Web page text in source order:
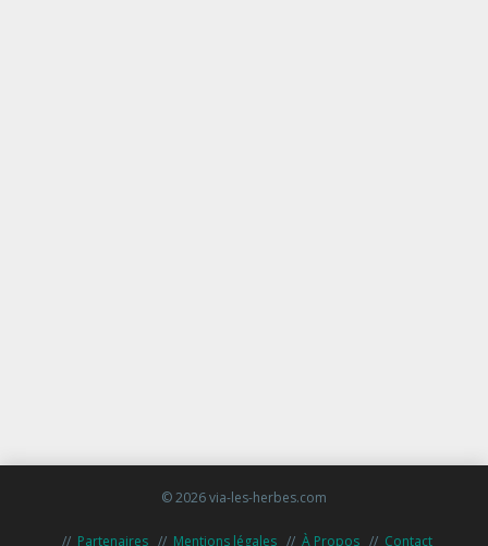
© 2026 via-les-herbes.com
Partenaires Mentions légales À Propos Contact